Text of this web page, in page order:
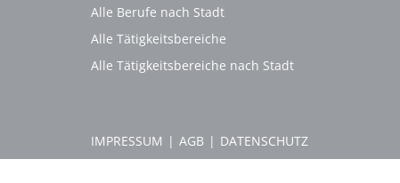
Alle Berufe nach Stadt
Alle Tätigkeitsbereiche
Alle Tätigkeitsbereiche nach Stadt
IMPRESSUM | AGB | DATENSCHUTZ